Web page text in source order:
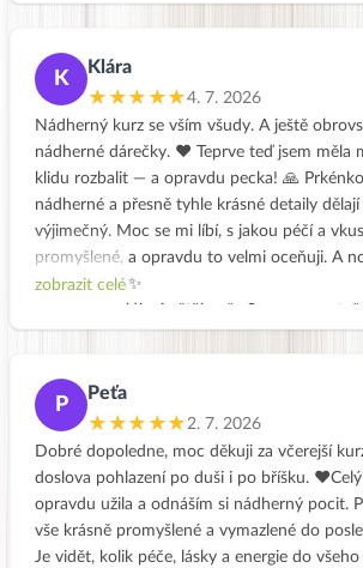
úžasná🙌Těším se na svůj první zeleninový
si ten tvůj, Peti, včera nevyfotila. Ale můžete
fotku, až ho budete vařit 🙏🏻 děkuju.
K
Klára
★★★★★4. 7. 2026
Nádherný kurz se vším všudy. A ještě
nádherné dárečky. ❤️ Teprve teď jsem měla
klidu rozbalit — a opravdu pecka! 🙏
nádherné a přesně tyhle krásné detaily
výjimečný. Moc se mi líbí, s jakou péčí a
promyšlené, a opravdu to velmi oceňuji. A
vděčnost! 🔪✨
zobrazit celé
P
Peťa
★★★★★2. 7. 2026
Dobré dopoledne, moc děkuji za včerejší
doslova pohlazení po duši i po bříšku.
opravdu užila a odnáším si nádherný pocit.
vše krásně promyšlené a vymazlené do
Je vidět, kolik péče, lásky a energie do všeho